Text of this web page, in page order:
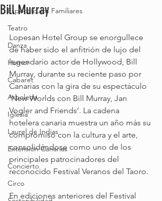
Espectáculos Familiares
Teatro
Danza
Humor
Cabaret
Arboleda
Iglesia
Laurel de Indias
Extensión Canarias
Concierto
Circo
Bill Murray
Lopesan Hotel Group se enorgullece
de haber sido el anfitrión de lujo del
legendario actor de Hollywood, Bill
Murray, durante su reciente paso por
Canarias con la gira de su espectáculo
'New Worlds con Bill Murray, Jan
Vogler and Friends’. La cadena
hotelera canaria muestra un año más su
compromiso con la cultura y el arte,
consolidándose como uno de los
principales patrocinadores del
reconocido Festival Veranos del Taoro.
En ediciones anteriores del Festival